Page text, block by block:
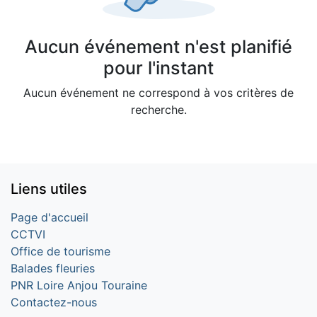
Aucun événement n'est planifié
pour l'instant
Aucun événement ne correspond à vos critères de
recherche.
Liens utiles
Page d'accueil
CCTVI
Office de tourisme
Balades fleuries
PNR Loire Anjou Touraine
Contactez-nous